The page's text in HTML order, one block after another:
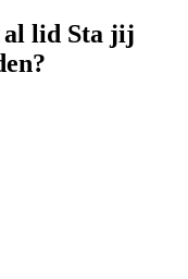
al lid Sta jij